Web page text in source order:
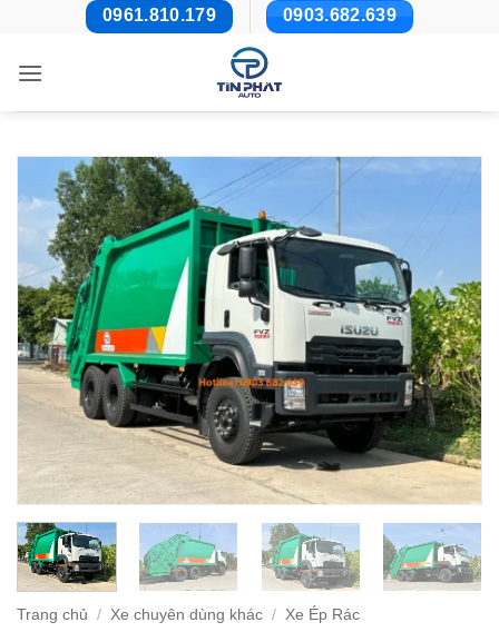
nội
0961.810.179 0903.682.639
Trang chủ / Xe chuyên dùng khác / Xe Ép Rác